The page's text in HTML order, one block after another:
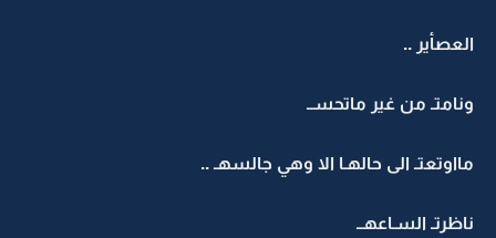
العصأير ..
ونامتـ من غير ماتحســ
مااوتعتـ الى حالهـا الا وهي جالسهـ ..
ناظرتـ السـاعهــ